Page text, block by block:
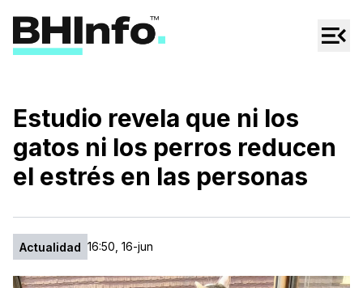
Regionales
Espectáculos
Tecno
Estudio revela que ni los
gatos ni los perros reducen
el estrés en las personas
Actualidad 16:50, 16-jun